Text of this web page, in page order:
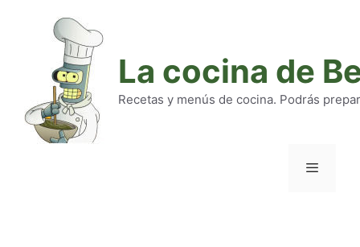
La cocina de
Recetas y menús de cocina. Podrás